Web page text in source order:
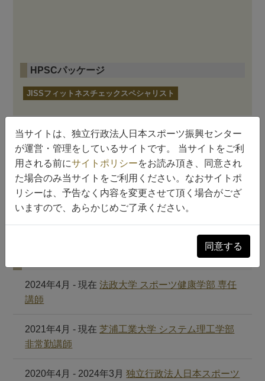
HPSCパッケージ
JISSフィットネスチェックスペシャリスト
専門領域、経歴等 研究業績 貢献活動等
専門領域キーワード
トレーニング科学 , スポーツバイオメカニク
2024年4月 - 現在法政大学 スポーツ健康学部 専任
講師
2021年4月 - 現在芝浦工業大学 システム理工学部
非常勤講師
2020年4月 - 2024年3月独立行政法人日本スポーツ
当サイトは、独立行政法人日本スポーツ振興センター
が運営・管理をしているサイトです。 当サイトをご利
用される前にサイトポリシーをお読み頂き、同意され
た場合のみ当サイトをご利用ください。なおサイトポ
リシーは、予告なく内容を変更させて頂く場合がござ
いますので、あらかじめご了承ください。
同意する